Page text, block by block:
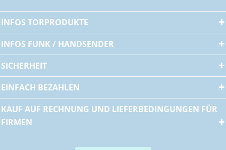
INFOS TORPRODUKTE
INFOS FUNK / HANDSENDER
SICHERHEIT
EINFACH BEZAHLEN
KAUF AUF RECHNUNG UND LIEFERBEDINGUNGEN FÜR
FIRMEN